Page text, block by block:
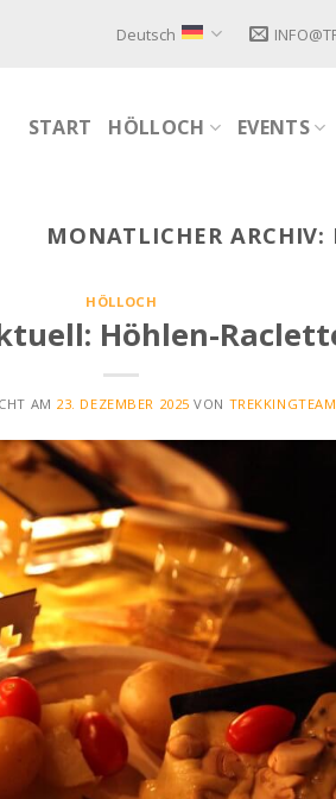
Deutsch
START HÖLLOCH EVENTS
MONATLICHER ARCHIV:
HÖLLOCH
Höhlen-
AM 23. DEZEMBER 2025 VON TREKKINGTEAM